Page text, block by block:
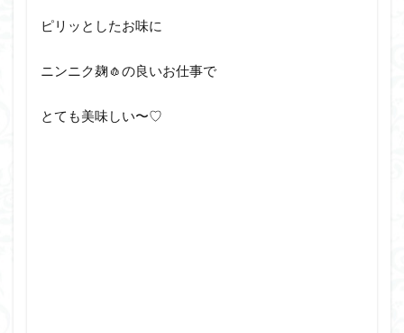
ピリッとしたお味に
ニンニク麹🧄の良いお仕事で
とても美味しい〜♡